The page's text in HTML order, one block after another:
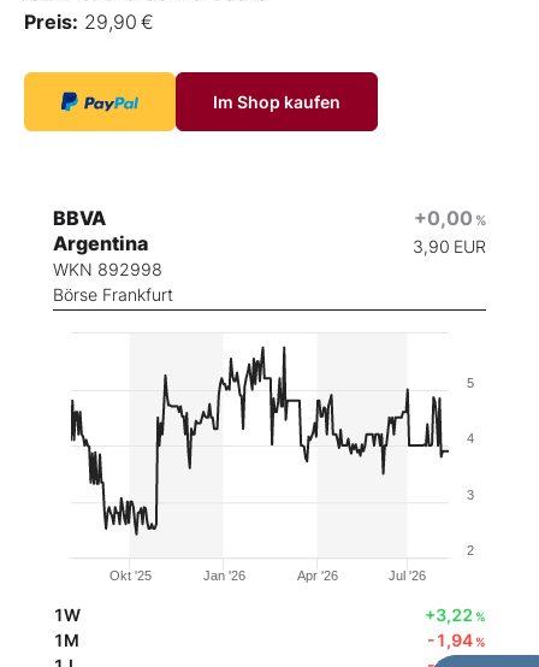
Preis: 29,90 €
Im Shop kaufen
BBVA
Argentina
WKN 892998
Börse Frankfurt
+0,00 %
3,90 EUR
Okt '25 Jan '26 Apr '26 Jul '26
2
3
4
5
1W +3,22%
1M -1,94%